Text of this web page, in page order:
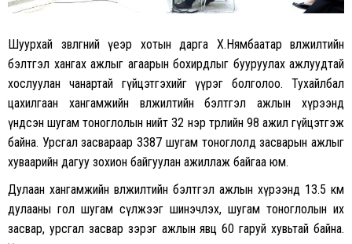
Шуурхай зөвлөгөөний үеэр хотын дарга Х.Нямбаатар өвөлжилтийн
бэлтгэл хангах ажлыг агаарын бохирдлыг бууруулах ажлуудтай
хослуулан чанартай гүйцэтгэхийг үүрэг болголоо. Тухайлбал
цахилгаан хангамжийн өвөлжилтийн бэлтгэл ажлын хүрээнд
үндсэн шугам тоноглолын нийт 32 нэр төрлийн 98 ажил гүйцэтгэж
байна. Урсгал засвараар 3387 шугам тоноглолд засварын ажлыг
хуваарийн дагуу зохион байгуулан ажиллаж байгаа юм.
Дулаан хангамжийн өвөлжилтийн бэлтгэл ажлын хүрээнд 13.5 км
дулааны гол шугам сүлжээг шинэчлэх, шугам тоноглолын их
засвар, урсгал засвар зэрэг ажлын явц 60 гаруй хувьтай байна.